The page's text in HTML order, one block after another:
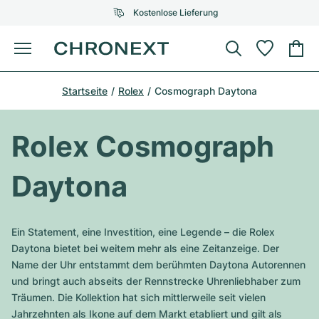
Kostenlose Lieferung
Menü
Uhr kaufen
AUSGEWÄHLTE MARKEN
Top-Modelle
Omega
Alle Omega Modelle
Top-Modelle
Patek Philippe
Alle Patek Philippe Modelle
Top-Modelle
Alle Audemars Piguet Modelle
Cartier
Breitling
Certified Pre-Owned
AUSGEWÄHLTE MARKEN
Tiffany
Louis Vuitton
Van Cleef & Arpels
Bvlgari
Neuzugänge
Service
Startseite Rolex Cosmograph Daytona
Rolex Cosmograph
Daytona
Ein Statement, eine Investition, eine Legende – die Rolex
Daytona bietet bei weitem mehr als eine Zeitanzeige. Der
Name der Uhr entstammt dem berühmten Daytona Autorennen
und bringt auch abseits der Rennstrecke Uhrenliebhaber zum
Träumen. Die Kollektion hat sich mittlerweile seit vielen
Jahrzehnten als Ikone auf dem Markt etabliert und gilt als